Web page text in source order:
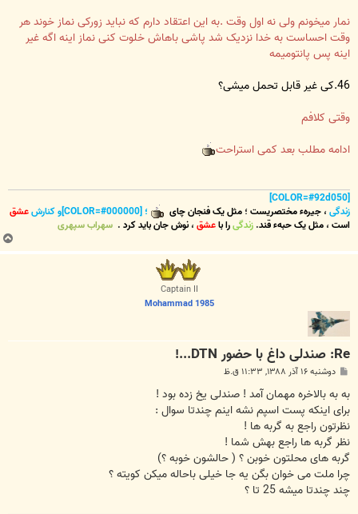
نمار میخونم ولی نه اول وقت .به این اعتقاد دارم که نباید زورکی نماز خوند هر
وقت احساست به خدا نزدیک شد پاشی باهاش خلوت کنی نماز اینه اگه غیر
اینه پس پانتومیمه
46.کی غیر قابل تحمل میشی؟
وقتی کلافم
ادامه مطلب بعد کمی استراحت
زندگی،جیرهء مختصریست؛مثل یک فنجان چای ؛ [COLOR=#000000]و کنارش
عشق
است،مثل یک حبهء قند. زندگیرا باعشق،نوش جانباید کرد. سهراب سپهری
ب
ا
Captain II
Mohammad 1985
Re: صندلی داغ با حضور DTN...!
پ
ت
دوشنبه ۱۶ آذر ۱۳۸۸, ۱۱:۳۳ ق.ظ
به به بالاخره مهمان آمد ! صندلی یخ زده بود !
برای اینکه پست اسپم نشه اینم چندتا سوال :
نظرتون راجع به گربه ها !
نظر گربه ها راجع بهش شما !
گربه های محلتون خوبن ؟ ( حالشون خوبه ؟)
چرا ملت می خوان بگن یه جا خیلی باحاله میکن کویته ؟
چند چندتا میشه 25 تا ؟